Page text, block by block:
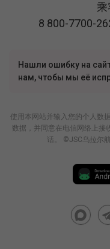
乘
8 800-7700-
Нашли ошибку на
нам, чтобы мы её
使用本网站并输入您的个人数
数据，并同意在电信网络上接
话。 ©JSC乌拉尔